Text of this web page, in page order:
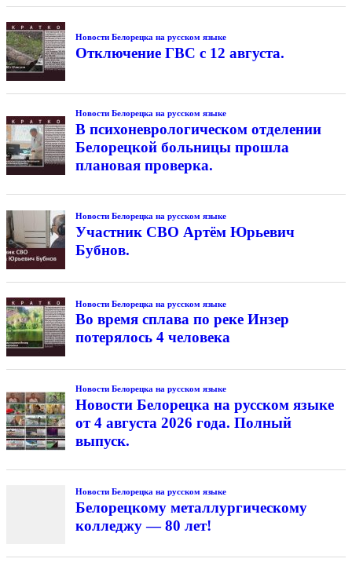
Новости Белорецка на русском языке
Отключение ГВС с 12 августа.
Новости Белорецка на русском языке
В психоневрологическом отделении
Белорецкой больницы прошла
плановая проверка.
Новости Белорецка на русском языке
Участник СВО Артём Юрьевич
Бубнов.
Новости Белорецка на русском языке
Во время сплава по реке Инзер
потерялось 4 человека
Новости Белорецка на русском языке
Новости Белорецка на русском языке
от 4 августа 2026 года. Полный
выпуск.
Новости Белорецка на русском языке
Белорецкому металлургическому
колледжу — 80 лет!